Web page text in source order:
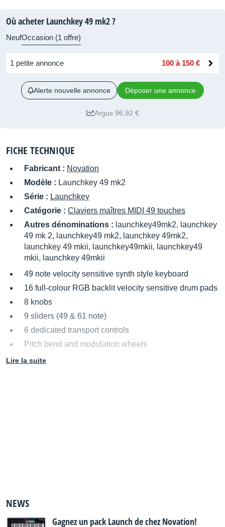
Où acheter Launchkey 49 mk2 ?
NeufOccasion (1 offre)
1 petite annonce 100 à 150 €
Alerte nouvelle annonce Déposer une annonce
Argus 96,92 €
FICHE TECHNIQUE
Fabricant : Novation
Modèle : Launchkey 49 mk2
Série : Launchkey
Catégorie : Claviers maîtres MIDI 49 touches
Autres dénominations : launchkey49mk2, launchkey
49 mk 2, launchkey49 mk2, launchkey 49mk2,
launchkey 49 mkii, launchkey49mkii, launchkey49
mkii, launchkey 49mkii
49 note velocity sensitive synth style keyboard
16 full-colour RGB backlit velocity sensitive drum pads
8 knobs
9 sliders (49 & 61 note)
6 dedicated transport controls
Pitch bend and modulation wheels
2 octave / transpose buttons
Distribué par
Lire la suite
NEWS
Gagnez un pack Launch de chez Novation!